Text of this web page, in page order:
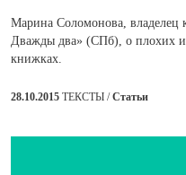
Марина Соломонова,
Дважды два» (СПб), о плохих и
книжках.
28.10.2015 ТЕКСТЫ /Статьи